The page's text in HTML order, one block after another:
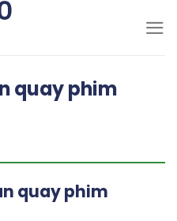
quay phim
quay phim